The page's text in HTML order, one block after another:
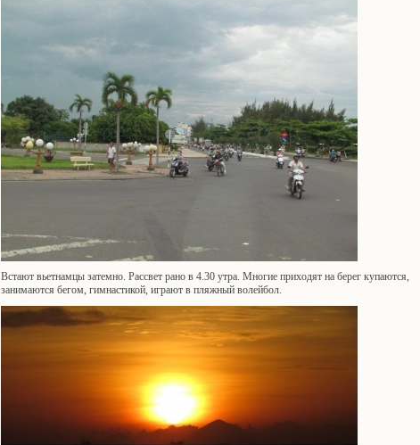
Встают вьетнамцы затемно. Рассвет рано в 4.30 утра. Многие приходят на берег купаются,
занимаются бегом, гимнастикой, играют в пляжный волейбол.